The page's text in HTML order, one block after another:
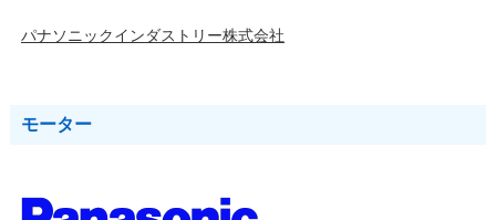
パナソニックインダストリー株式会社
モーター